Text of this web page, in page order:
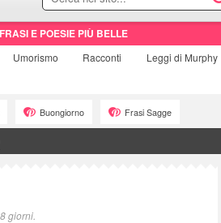
FRASI E POESIE PIÙ BELLE
Umorismo Racconti Leggi di Murphy
Buongiorno Frasi Sagge
giorni.